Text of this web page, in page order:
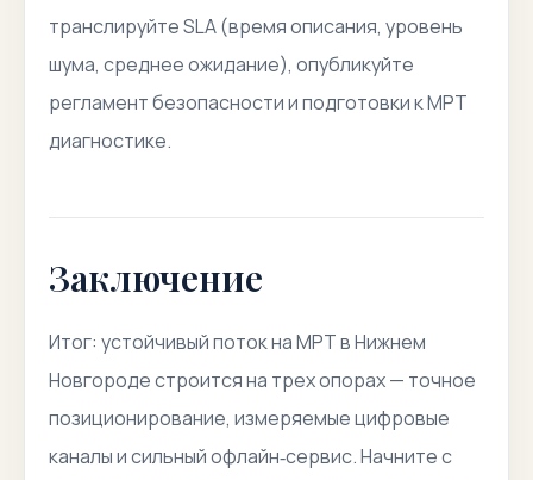
транслируйте SLA (время описания, уровень
шума, среднее ожидание), опубликуйте
регламент безопасности и подготовки к МРТ
диагностике.
Заключение
Итог: устойчивый поток на МРТ в Нижнем
Новгороде строится на трех опорах — точное
позиционирование, измеряемые цифровые
каналы и сильный офлайн‑сервис. Начните с